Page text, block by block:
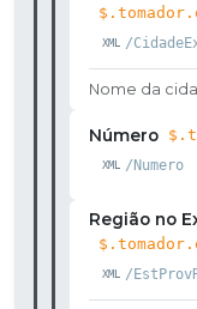
/
Nome da
Número
/Numero
Região no
/